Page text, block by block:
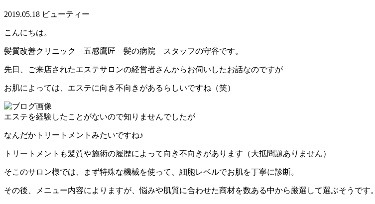
2019.05.18 ビューティー
こんにちは。
髪質改善クリニック 五感鷹匠 髪の病院 スタッフの守谷です。
先日、ご来店されたエステサロンの経営者さんからお伺いしたお話なのですが
お肌によっては、エステに向き不向きがあるらしいですね（笑）
エステを経験したことがないので知りませんでしたが
なんだかトリートメントみたいですね♪
トリートメントも髪質や施術の履歴によって向き不向きがあります（大抵問題ありません）
そこのサロン様では、まず特殊な機械を使って、細胞レベルでお肌を丁寧に診断。
その後、メニュー内容によりますが、悩みや肌質に合わせた商材を数ある中から厳選して選ぶそうです。